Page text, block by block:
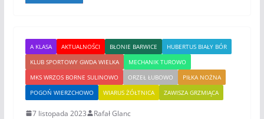
A KLASA AKTUALNOŚCI BŁONIE BARWICE
HUBERTUS BIAŁY BÓR
KLUB SPORTOWY GWDA WIELKA
MECHANIK TUROWO
MKS WRZOS BORNE SULINOWO
ORZEŁ ŁUBOWO
PIŁKA NOŻNA
POGOŃ WIERZCHOWO
WIARUS ŻÓŁTNICA ZAWISZA GRZMIĄCA
7 listopada 2023 Rafał Glanc